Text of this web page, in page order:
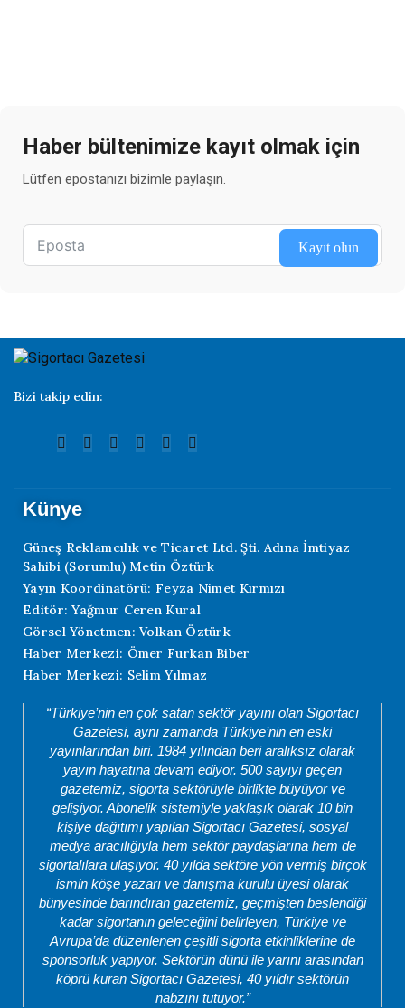
Haber bültenimize kayıt olmak için
Lütfen epostanızı bizimle paylaşın.
Kayıt olun
Bizi takip edin:
Künye
Güneş Reklamcılık ve Ticaret Ltd. Şti. Adına İmtiyaz
Sahibi (Sorumlu) Metin Öztürk
Yayın Koordinatörü: Feyza Nimet Kırmızı
Editör: Yağmur Ceren Kural
Görsel Yönetmen: Volkan Öztürk
Haber Merkezi: Ömer Furkan Biber
Haber Merkezi: Selim Yılmaz
“Türkiye’nin en çok satan sektör yayını olan Sigortacı
Gazetesi, aynı zamanda Türkiye’nin en eski
yayınlarından biri. 1984 yılından beri aralıksız olarak
yayın hayatına devam ediyor. 500 sayıyı geçen
gazetemiz, sigorta sektörüyle birlikte büyüyor ve
gelişiyor. Abonelik sistemiyle yaklaşık olarak 10 bin
kişiye dağıtımı yapılan Sigortacı Gazetesi, sosyal
medya aracılığıyla hem sektör paydaşlarına hem de
sigortalılara ulaşıyor. 40 yılda sektöre yön vermiş birçok
ismin köşe yazarı ve danışma kurulu üyesi olarak
bünyesinde barındıran gazetemiz, geçmişten beslendiği
kadar sigortanın geleceğini belirleyen, Türkiye ve
Avrupa’da düzenlenen çeşitli sigorta etkinliklerine de
sponsorluk yapıyor. Sektörün dünü ile yarını arasından
köprü kuran Sigortacı Gazetesi, 40 yıldır sektörün
nabzını tutuyor.”